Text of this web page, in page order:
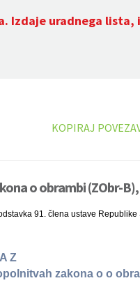
Izdaje uradnega lista,
KOPIRAJ
o obrambi (ZObr-
91. člena ustave
Z
zakona o o